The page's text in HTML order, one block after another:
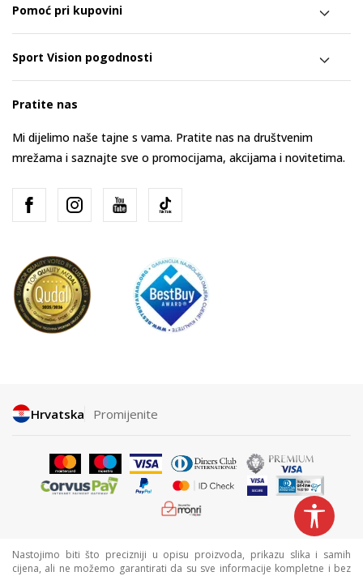
Pomoć pri kupovini
Sport Vision pogodnosti
Pratite nas
Mi dijelimo naše tajne s vama. Pratite nas na društvenim
mrežama i saznajte sve o promocijama, akcijama i novitetima.
Hrvatska Promijenite
Nastojimo biti što precizniji u opisu proizvoda, prikazu slika i samih
cijena, ali ne možemo garantirati da su sve informacije kompletne i bez